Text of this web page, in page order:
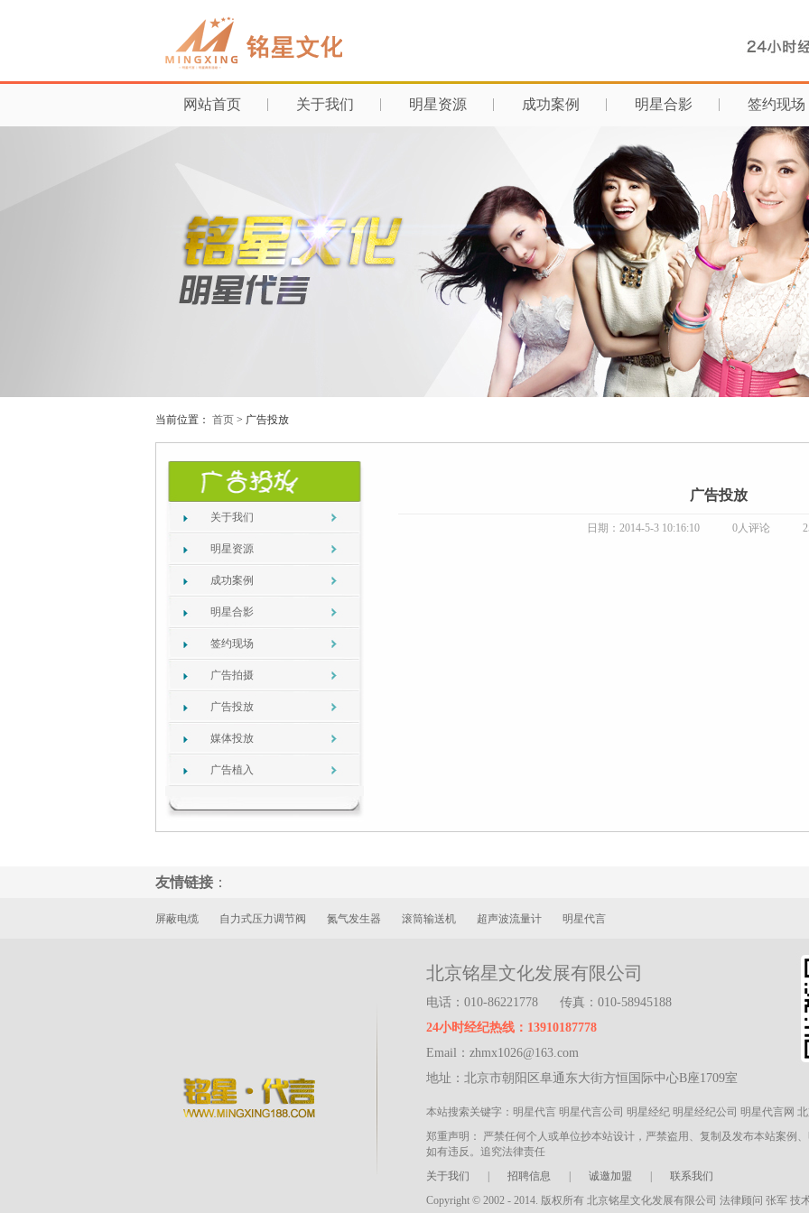
网站首页 关于我们 明星资源 成功案例 明星合影 签约现场
当前位置： 首页 > 广告投放
关于我们
明星资源
成功案例
明星合影
签约现场
广告拍摄
广告投放
媒体投放
广告植入
广告投放
日期：2014-5-3 10:16:10 0人评论
友情链接 ：
屏蔽电缆 自力式压力调节阀 氮气发生器 滚筒输送机 超声波流量计 明星代言
北京铭星文化发展有限公司
电话：010-86221778
传真：010-58945188
24小时经纪热线：13910187778
Email：zhmx1026@163.com
地址：北京市朝阳区阜通东大街方恒国际中心B座1709室
本站搜索关键字：明星代言 明星代言公司 明星经纪 明星经纪公司 明星代言网
郑重声明： 严禁任何个人或单位抄本站设计，严禁盗用、复制及发布本站案例
如有违反。追究法律责任
关于我们
招聘信息 诚邀加盟
联系我们
Copyright © 2002 - 2014. 版权所有 北京铭星文化发展有限公司 法律顾问 张军 技